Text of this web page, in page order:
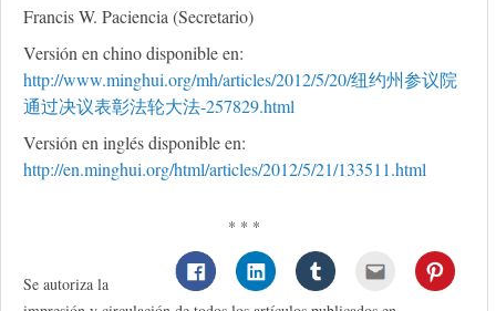
Francis W. Paciencia (Secretario)
Versión en chino disponible en:
http://www.minghui.org/mh/articles/2012/5/20/纽约州参议院
通过决议表彰法轮大法-257829.html
Versión en inglés disponible en:
http://en.minghui.org/html/articles/2012/5/21/133511.html
* * *
Se autoriza la